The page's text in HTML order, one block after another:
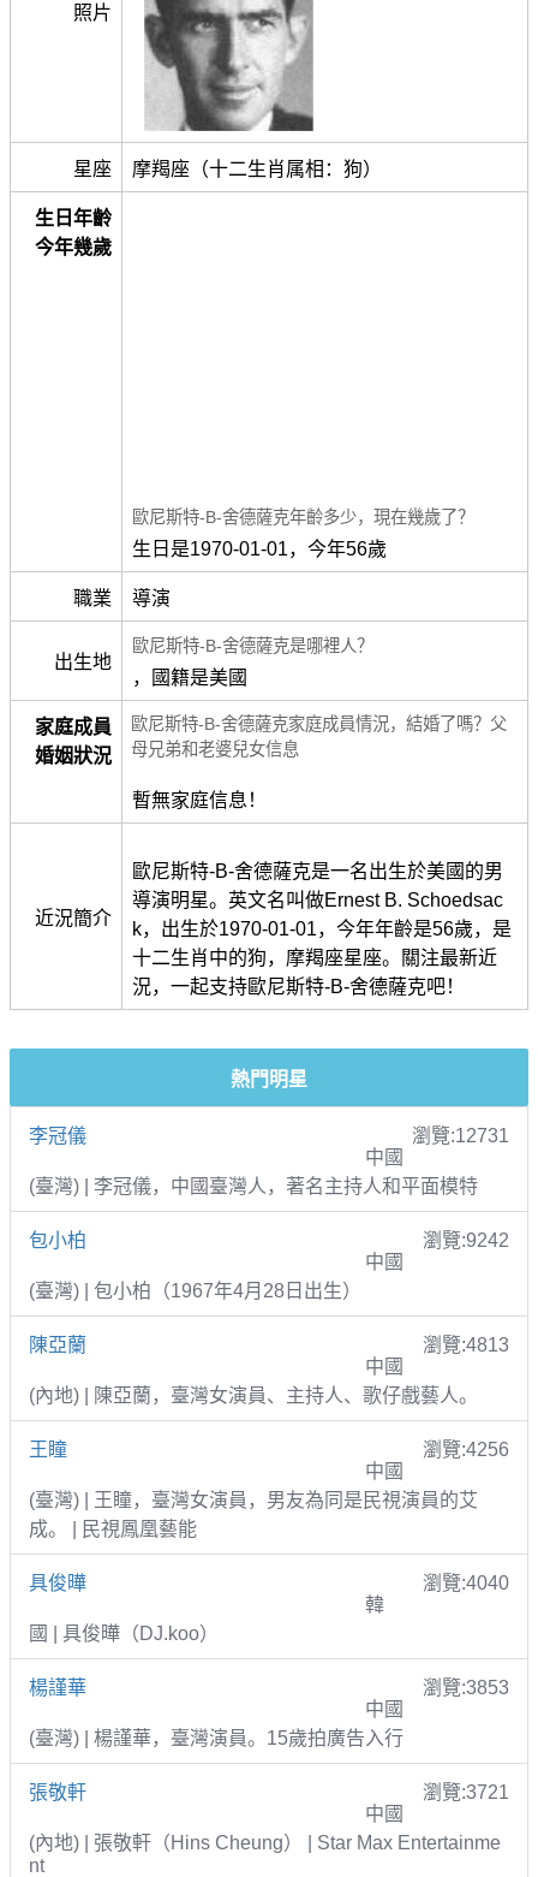
照片
星座 摩羯座（十二生肖属相：狗）
生日年齡
今年幾歲
歐尼斯特-B-舍德薩克年齡多少，現在幾歲了？
生日是1970-01-01，今年56歲
職業 導演
出生地
歐尼斯特-B-舍德薩克是哪裡人？
，國籍是美國
家庭成員
婚姻狀況
歐尼斯特-B-舍德薩克家庭成員情況，結婚了嗎？父
母兄弟和老婆兒女信息
暫無家庭信息！
近況簡介
歐尼斯特-B-舍德薩克是一名出生於美國的男
導演明星。英文名叫做Ernest B. Schoedsac
k，出生於1970-01-01，今年年齡是56歲，是
十二生肖中的狗，摩羯座星座。關注最新近
況，一起支持歐尼斯特-B-舍德薩克吧！
熱門明星
李冠儀
瀏覽:12731
中國
(臺灣) | 李冠儀，中國臺灣人，著名主持人和平面模特
包小柏
瀏覽:9242
中國
(臺灣) | 包小柏（1967年4月28日出生）
陳亞蘭
瀏覽:4813
中國
(內地) | 陳亞蘭，臺灣女演員、主持人、歌仔戲藝人。
王瞳
瀏覽:4256
中國
(臺灣) | 王瞳，臺灣女演員，男友為同是民視演員的艾
成。 | 民視鳳凰藝能
具俊曄
瀏覽:4040
韓
國 | 具俊曄（DJ.koo）
楊謹華
瀏覽:3853
中國
(臺灣) | 楊謹華，臺灣演員。15歲拍廣告入行
張敬軒
瀏覽:3721
中國
(內地) | 張敬軒（Hins Cheung） | Star Max Entertainme
nt